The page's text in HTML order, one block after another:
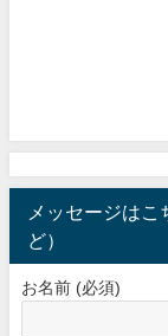
メッセージは
ど）
お名前 (必須)